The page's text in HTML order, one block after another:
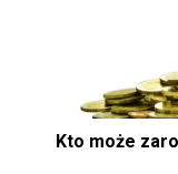
Kto może